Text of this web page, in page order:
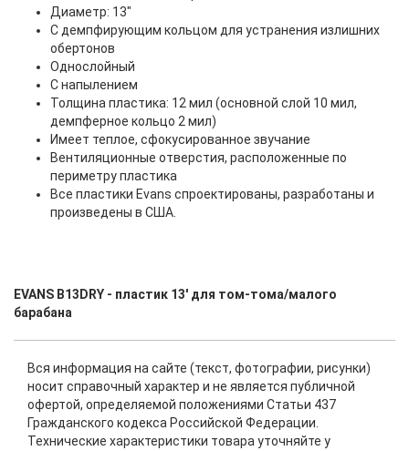
Диаметр: 13"
С демпфирующим кольцом для устранения излишних
обертонов
Однослойный
С напылением
Толщина пластика: 12 мил (основной слой 10 мил,
демпферное кольцо 2 мил)
Имеет теплое, сфокусированное звучание
Вентиляционные отверстия, расположенные по
периметру пластика
Все пластики Evans спроектированы, разработаны и
произведены в США.
EVANS B13DRY - пластик 13' для том-тома/малого
барабана
Вся информация на сайте (текст, фотографии, рисунки)
носит справочный характер и не является публичной
офертой, определяемой положениями Статьи 437
Гражданского кодекса Российской Федерации.
Технические характеристики товара уточняйте у